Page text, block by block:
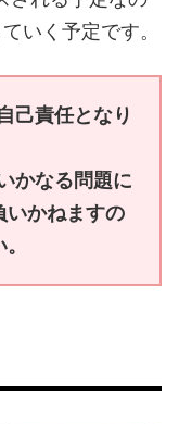
いく予定です。
己責任となり
かなる問題に
いかねますの